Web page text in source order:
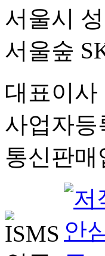
서울시
서울숲
대표이사
사업자등
통신판매